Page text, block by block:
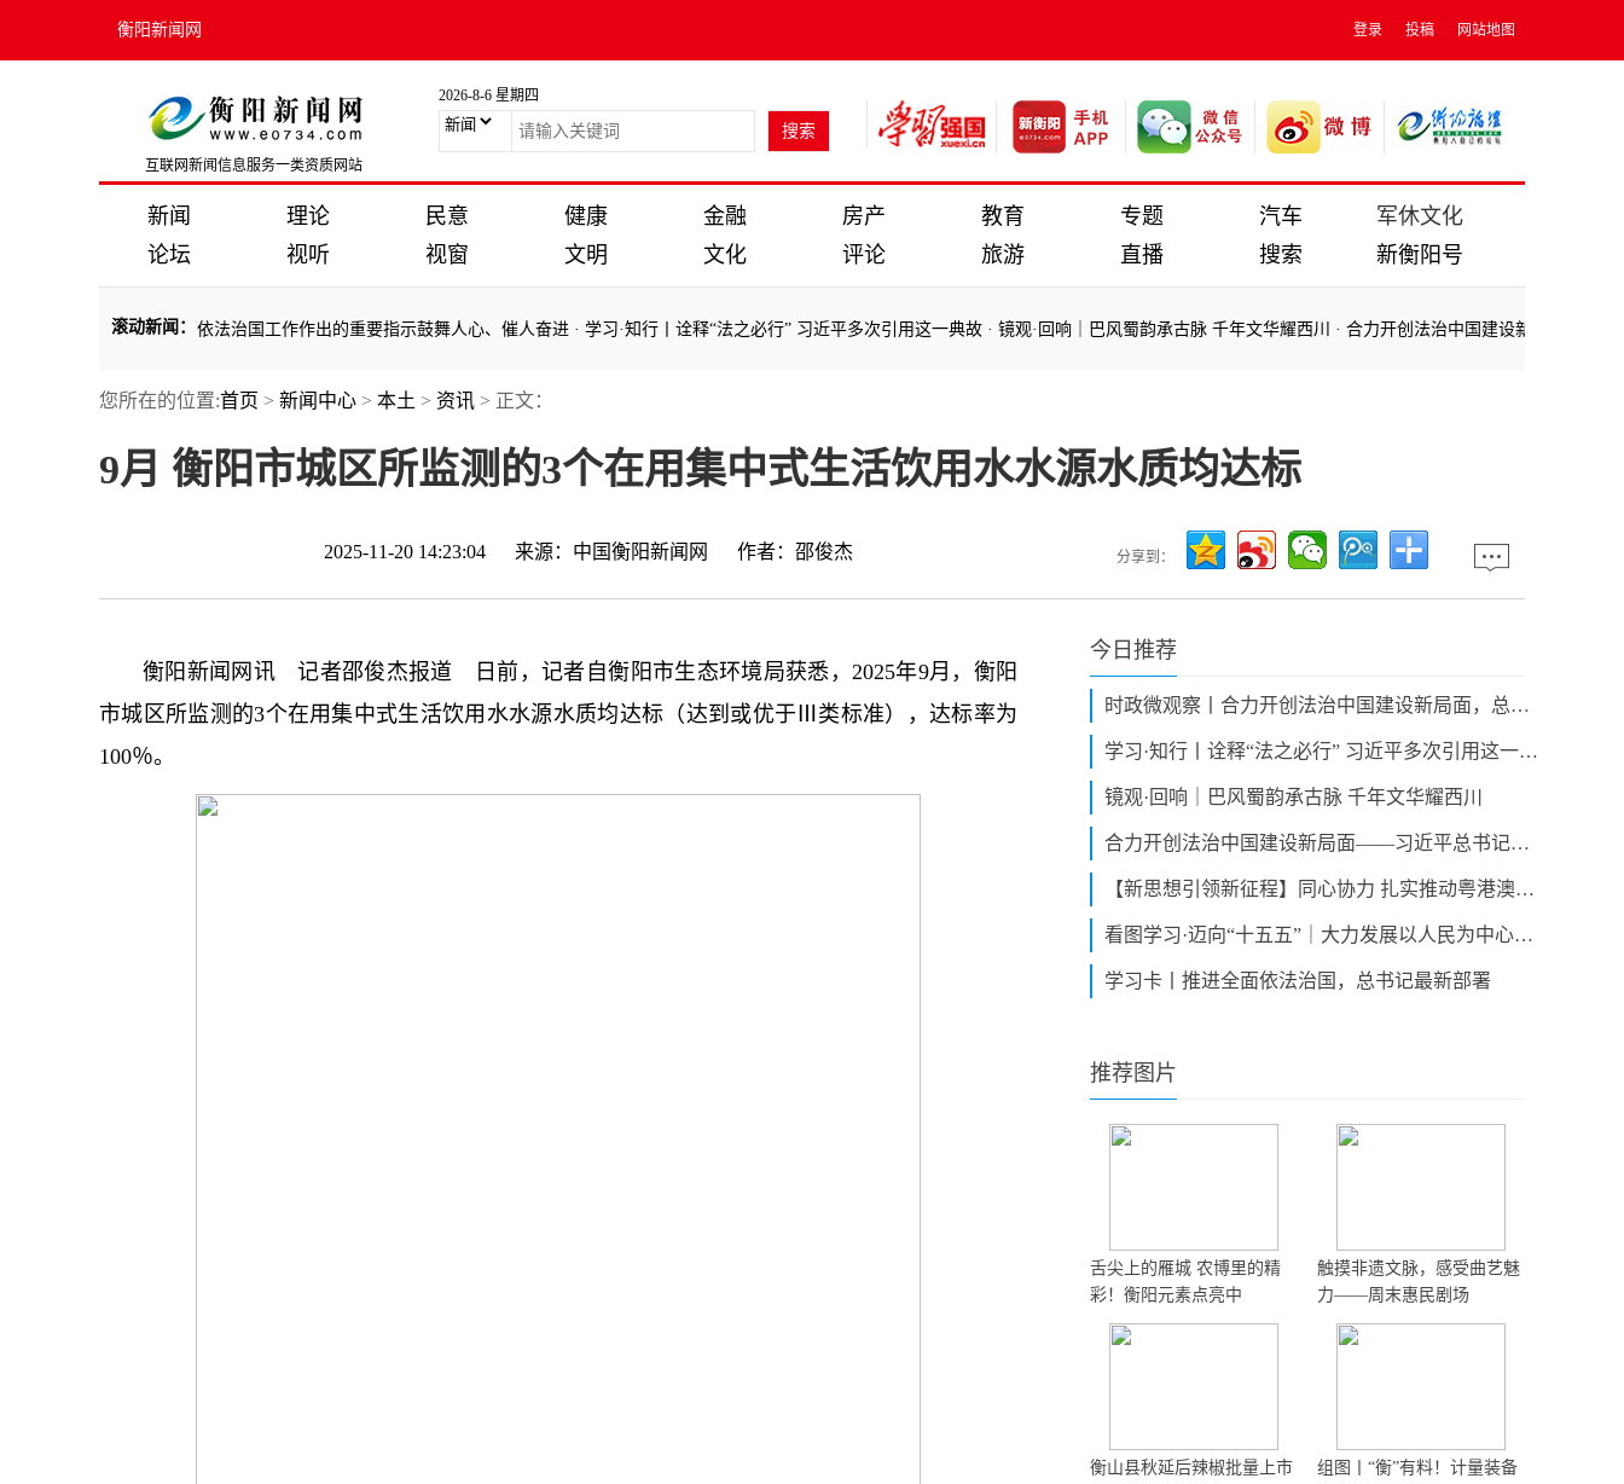
衡阳新闻网 登录 投稿 网站地图
互联网新闻信息服务一类资质网站
2026-8-6 星期四
新闻 理论 民意 健康 金融 房产 教育 专题 汽车
军休文化
论坛
视听 视窗 文明 文化 评论 旅游 直播 搜索 新衡阳号
滚动新闻 ：
习近平总书记对全面依法治国工作作出的重要指示鼓舞人心、催人奋进·学习·知行丨诠释“法之必行” 习近平多次引用这一典故·镜观·回响｜巴风蜀韵承古脉 千年文华耀西川· 合力开创法治中国建设新局面——习近
习近平总书记对全面依法治国工作作出的重要指示鼓舞人心、催人奋进
您所在的位置:首页 > 新闻中心 > 本土 > 资讯 > 正文：
9月 衡阳市城区所监测的3个在用集中式生活饮用水水源水质均达标
2025-11-20 14:23:04 来源： 中国衡阳新闻网 作者：邵俊杰 分享到：
衡阳新闻网讯 记者邵俊杰报道 日前，记者自衡阳市生态环境局获悉，2025年9月，衡阳
市城区所监测的3个在用集中式生活饮用水水源水质均达标（达到或优于Ⅲ类标准），达标率为
100％。
今日推荐
时政微观察丨合力开创法治中国建设新局面，总书记提出新要求
学习·知行丨诠释“法之必行” 习近平多次引用这一典故
镜观·回响｜巴风蜀韵承古脉 千年文华耀西川
合力开创法治中国建设新局面——习近平总书记对全面依法治国工作的重要指示引发热烈反响
【新思想引领新征程】同心协力 扎实推动粤港澳大湾区向一流湾区迈进
看图学习·迈向“十五五”｜大力发展以人民为中心的体育事业 总书记牵挂于心
学习卡丨推进全面依法治国，总书记最新部署
推荐图片
舌尖上的雁城 农博里的精
彩！衡阳元素点亮中
触摸非遗文脉，感受曲艺魅
力——周末惠民剧场
衡山县秋延后辣椒批量上市
组图丨“衡”有料！计量装备